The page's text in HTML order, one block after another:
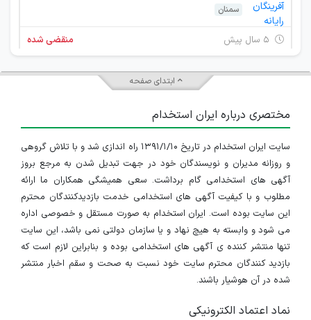
IranEstekhdam.ir
سمنان
منقضی شده
برنامه نویس Asp.Net MVC
۶ سال پیش منقضی شده
کمک حسابدار آشنا به امور اداری
اصفهان
۶ سال پیش منقضی شده
کارشناس پشتیبانی - برنامه نویس Asp.Net MVC
اصفهان
ابتدای صفحه
مختصری درباره ایران استخدام
سایت ایران استخدام در تاریخ ۱۳۹۱/۱/۱۰ راه اندازی شد و با تلاش گروهی
و روزانه مدیران و نویسندگان خود در جهت تبدیل شدن به مرجع بروز
آگهی های استخدامی گام برداشت. سعی همیشگی همکاران ما ارائه
مطلوب و با کیفیت آگهی های استخدامی خدمت بازدیدکنندگان محترم
این سایت بوده است. ایران استخدام به صورت مستقل و خصوصی اداره
می شود و وابسته به هیچ نهاد و یا سازمان دولتی نمی باشد، این سایت
تنها منتشر کننده ی آگهی های استخدامی بوده و بنابراین لازم است که
بازدید کنندگان محترم سایت خود نسبت به صحت و سقم اخبار منتشر
شده در آن هوشیار باشند.
نماد اعتماد الکترونیکی